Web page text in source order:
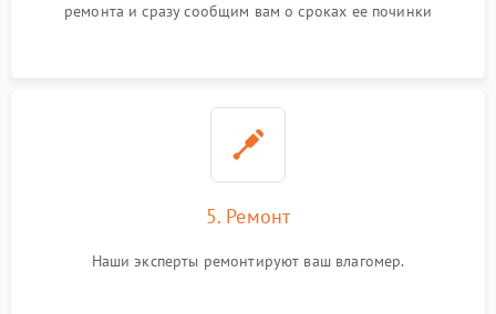
ремонта и сразу сообщим вам о сроках ее починки
5. Ремонт
Наши эксперты ремонтируют ваш влагомер.